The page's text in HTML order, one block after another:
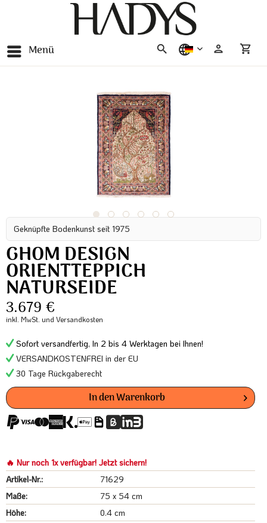
Menü deutsch
Geknüpfte Bodenkunst seit 1975
GHOM DESIGN
ORIENTTEPPICH
NATURSEIDE
3.679 €
inkl. MwSt. und Versandkosten
Sofort versandfertig, In 2 bis 4 Werktagen bei Ihnen!
VERSANDKOSTENFREI in der EU
30 Tage Rückgaberecht
In denWarenkorb
🔥 Nur noch 1x verfügbar! Jetzt sichern!
Artikel-Nr.:
71629
Maße:
75 x 54 cm
Höhe:
0.4 cm